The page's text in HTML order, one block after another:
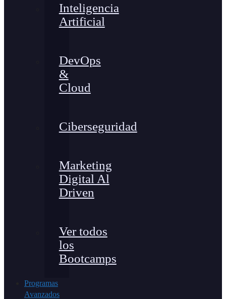
Inteligencia
Artificial
DevOps
&
Cloud
Ciberseguridad
Marketing
Digital Al
Driven
Ver todos
los
Bootcamps
Programas
Avanzados